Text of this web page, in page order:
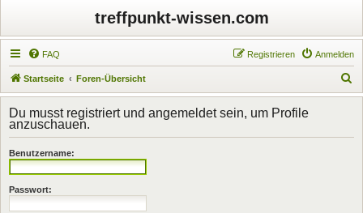
treffpunkt-wissen.com
FAQ Anmelden
Registrieren
Startseite Foren-Übersicht
u
h
Du musst registriert und angemeldet sein, um Profile
anzuschauen.
Benutzername:
Passwort: